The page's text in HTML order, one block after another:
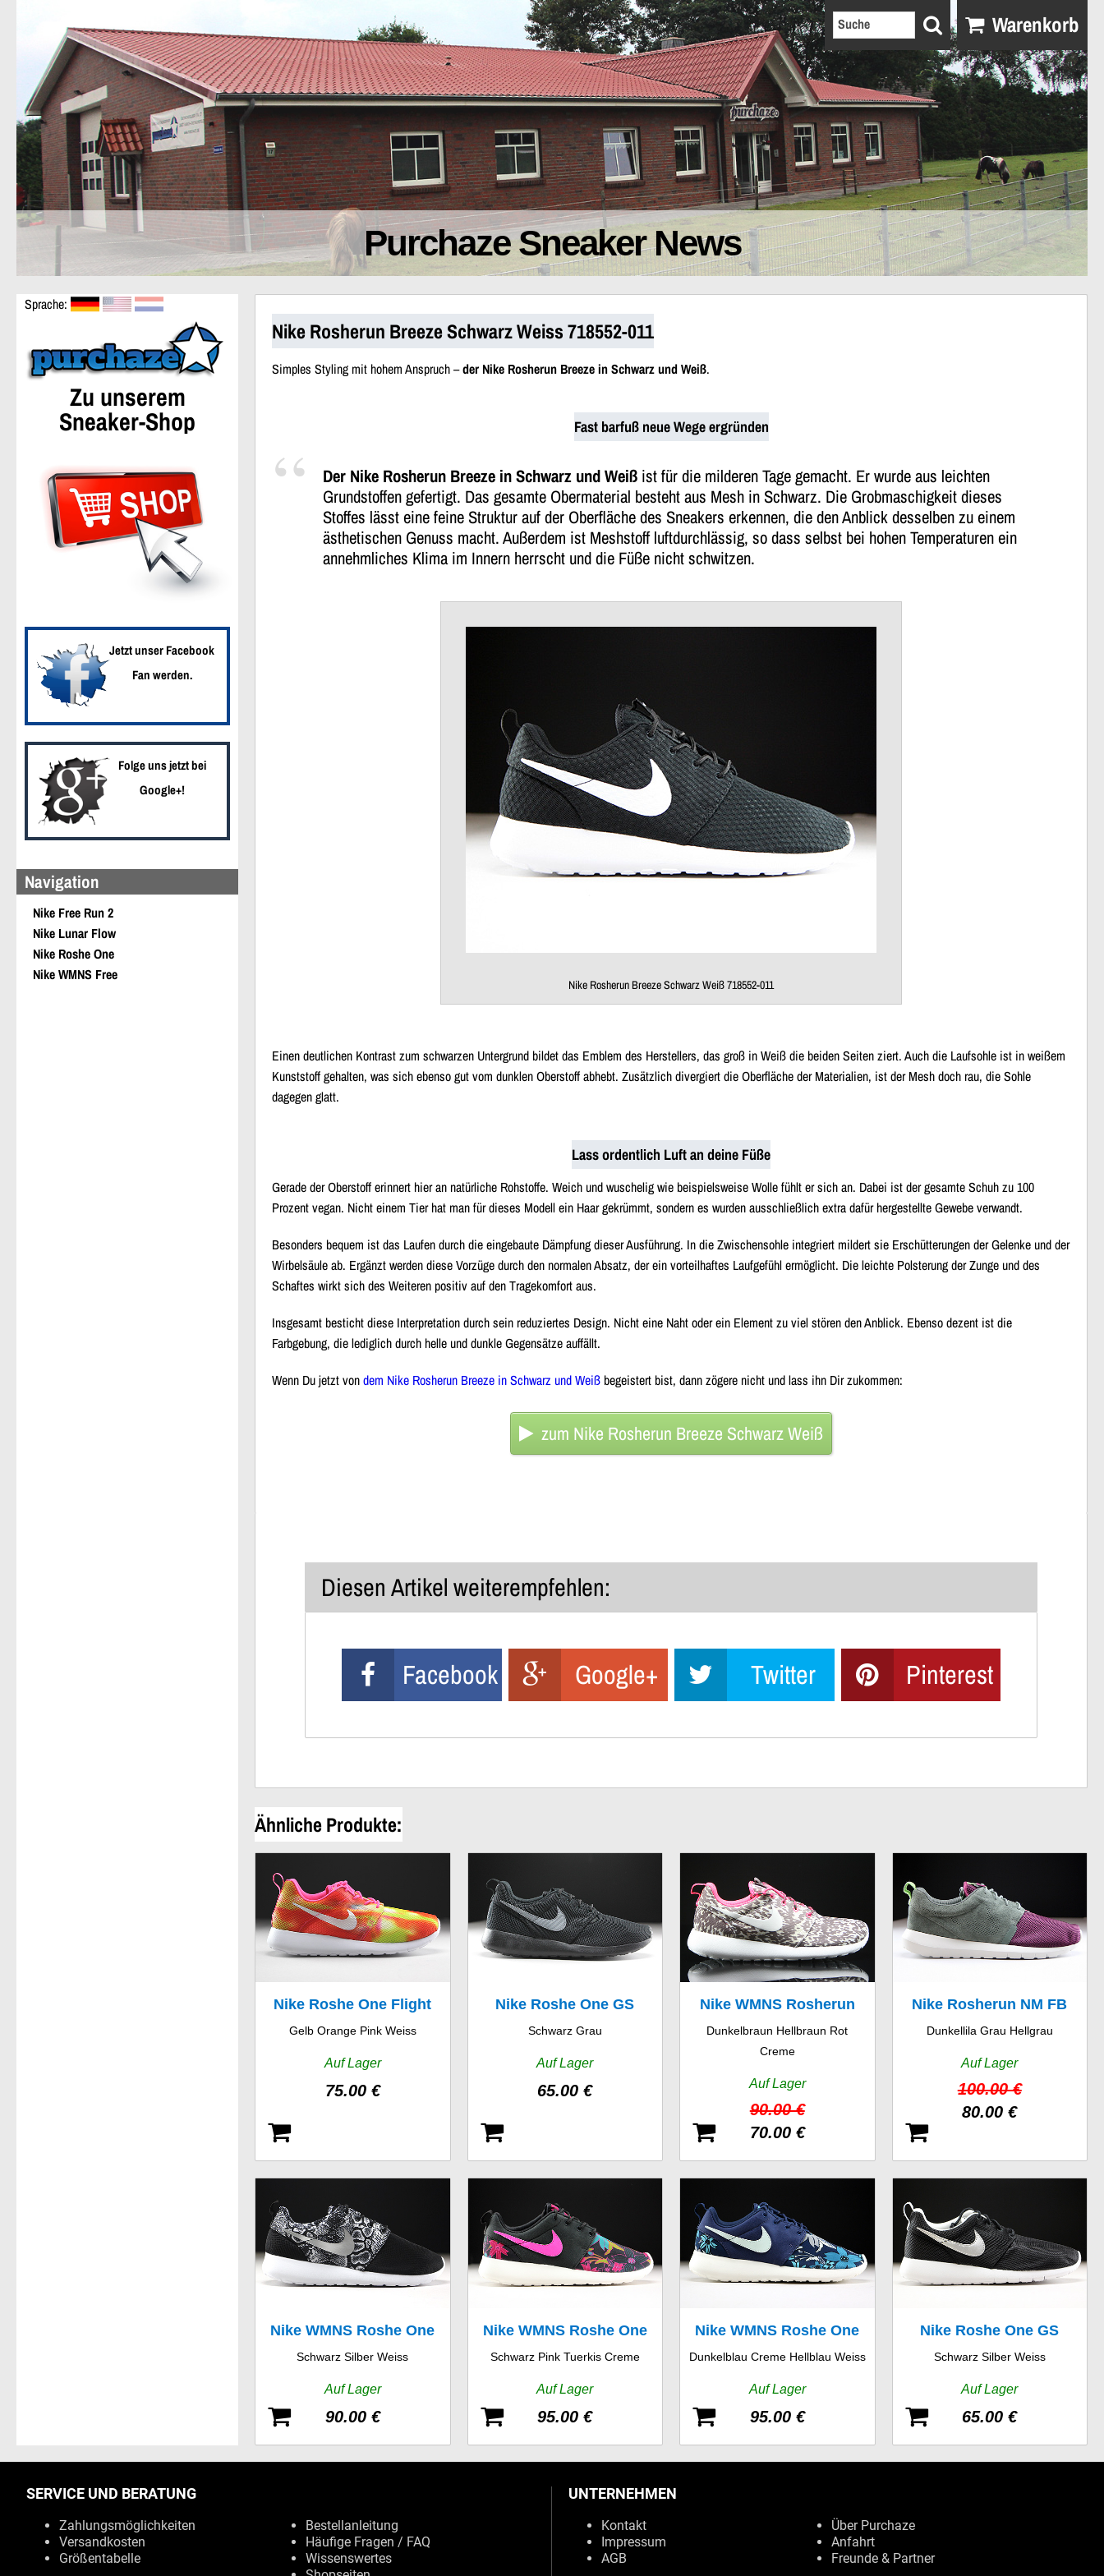
Purchaze Sneaker News
Warenkorb
Sprache:
Zu unserem
Sneaker-Shop
Jetzt unser Facebook
Fan werden.
Folge uns jetzt bei
Google+!
Navigation
Nike Free Run 2
Nike Lunar Flow
Nike Roshe One
Nike WMNS Free
Nike Rosherun Breeze Schwarz Weiss 718552-011
Simples Styling mit hohem Anspruch –der Nike Rosherun Breeze in Schwarz und Weiß.
Fast barfuß neue Wege ergründen
Der Nike Rosherun Breeze in Schwarz und Weiß ist für die milderen Tage gemacht. Er wurde aus leichten
Grundstoffen gefertigt. Das gesamte Obermaterial besteht aus Mesh in Schwarz. Die Grobmaschigkeit dieses
Stoffes lässt eine feine Struktur auf der Oberfläche des Sneakers erkennen, die den Anblick desselben zu einem
ästhetischen Genuss macht. Außerdem ist Meshstoff luftdurchlässig, so dass selbst bei hohen Temperaturen ein
annehmliches Klima im Innern herrscht und die Füße nicht schwitzen.
Nike Rosherun Breeze Schwarz Weiß 718552-011
Einen deutlichen Kontrast zum schwarzen Untergrund bildet das Emblem des Herstellers, das groß in Weiß die beiden Seiten ziert. Auch die Laufsohle ist in weißem
Kunststoff gehalten, was sich ebenso gut vom dunklen Oberstoff abhebt. Zusätzlich divergiert die Oberfläche der Materialien, ist der Mesh doch rau, die Sohle
dagegen glatt.
Lass ordentlich Luft an deine Füße
Gerade der Oberstoff erinnert hier an natürliche Rohstoffe. Weich und wuschelig wie beispielsweise Wolle fühlt er sich an. Dabei ist der gesamte Schuh zu 100
Prozent vegan. Nicht einem Tier hat man für dieses Modell ein Haar gekrümmt, sondern es wurden ausschließlich extra dafür hergestellte Gewebe verwandt.
Besonders bequem ist das Laufen durch die eingebaute Dämpfung dieser Ausführung. In die Zwischensohle integriert mildert sie Erschütterungen der Gelenke und der
Wirbelsäule ab. Ergänzt werden diese Vorzüge durch den normalen Absatz, der ein vorteilhaftes Laufgefühl ermöglicht. Die leichte Polsterung der Zunge und des
Schaftes wirkt sich des Weiteren positiv auf den Tragekomfort aus.
Insgesamt besticht diese Interpretation durch sein reduziertes Design. Nicht eine Naht oder ein Element zu viel stören den Anblick. Ebenso dezent ist die
Farbgebung, die lediglich durch helle und dunkle Gegensätze auffällt.
Wenn Du jetzt vondem Nike Rosherun Breeze in Schwarz und Weiß begeistert bist, dann zögere nicht und lass ihn Dir zukommen:
zum Nike Rosherun Breeze Schwarz Weiß
Diesen Artikel weiterempfehlen:
Facebook Google+ Twitter Pinterest
Ähnliche Produkte:
Nike Roshe One Flight
Weight GS
Gelb Orange Pink Weiss
Auf Lager
75.00 €
Nike Roshe One GS
Schwarz Grau
Auf Lager
65.00 €
Nike WMNS Rosherun
Print
Dunkelbraun Hellbraun Rot
Creme
Auf Lager
90.00 €
70.00 €
Nike Rosherun NM FB
Dunkellila Grau Hellgrau
Auf Lager
100.00 €
80.00 €
Nike WMNS Roshe One
Print
Schwarz Silber Weiss
Auf Lager
90.00 €
Nike WMNS Roshe One
Print
Schwarz Pink Tuerkis Creme
Auf Lager
95.00 €
Nike WMNS Roshe One
Print
Dunkelblau Creme Hellblau Weiss
Auf Lager
95.00 €
Nike Roshe One GS
Schwarz Silber Weiss
Auf Lager
65.00 €
SERVICE UND BERATUNG
Zahlungsmöglichkeiten
Versandkosten
Größentabelle
Bestellanleitung
Häufige Fragen / FAQ
Wissenswertes
UNTERNEHMEN
Kontakt
Impressum
AGB
Über Purchaze
Anfahrt
Freunde & Partner